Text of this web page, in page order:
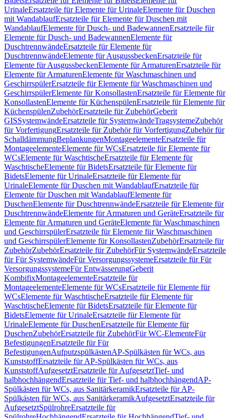
UrinaleErsatzteile für Elemente für UrinaleElemente für Duschen
mit WandablaufErsatzteile für Elemente für Duschen mit
WandablaufElemente für Dusch- und BadewannenErsatzteile für
Elemente für Dusch- und BadewannenElemente für
DuschtrennwändeErsatzteile für Elemente für
DuschtrennwändeElemente für AusgussbeckenErsatzteile für
Elemente für AusgussbeckenElemente für ArmaturenErsatzteile für
Elemente für ArmaturenElemente für Waschmaschinen und
GeschirrspülerErsatzteile für Elemente für Waschmaschinen und
GeschirrspülerElemente für KonsollastenErsatzteile für Elemente für
KonsollastenElemente für KüchenspülenErsatzteile für Elemente für
KüchenspülenZubehörErsatzteile für ZubehörGeberit
GISSystemwändeErsatzteile für SystemwändeTragsystemeZubehör
für VorfertigungErsatzteile für Zubehör für VorfertigungZubehör für
SchalldämmungBeplankungenMontageelementeErsatzteile für
MontageelementeElemente für WCsErsatzteile für Elemente für
WCsElemente für WaschtischeErsatzteile für Elemente für
WaschtischeElemente für BidetsErsatzteile für Elemente für
BidetsElemente für UrinaleErsatzteile für Elemente für
UrinaleElemente für Duschen mit WandablaufErsatzteile für
Elemente für Duschen mit WandablaufElemente für
DuschenElemente für DuschtrennwändeErsatzteile für Elemente für
DuschtrennwändeElemente für Armaturen und GeräteErsatzteile für
Elemente für Armaturen und GeräteElemente für Waschmaschinen
und GeschirrspülerErsatzteile für Elemente für Waschmaschinen
und GeschirrspülerElemente für KonsollastenZubehörErsatzteile für
ZubehörZubehörErsatzteile für ZubehörFür SystemwändeErsatzteile
für Für SystemwändeFür VersorgungssystemeErsatzteile für Für
VersorgungssystemeFür EntwässerungGeberit
KombifixMontageelementeErsatzteile für
MontageelementeElemente für WCsErsatzteile für Elemente für
WCsElemente für WaschtischeErsatzteile für Elemente für
WaschtischeElemente für BidetsErsatzteile für Elemente für
BidetsElemente für UrinaleErsatzteile für Elemente für
UrinaleElemente für DuschenErsatzteile für Elemente für
DuschenZubehörErsatzteile für ZubehörFür WC-ElementeFür
BefestigungenErsatzteile für Für
BefestigungenAufputzspülkästenAP-Spülkästen für WCs, aus
KunststoffErsatzteile für AP-Spülkästen für WCs, aus
KunststoffAufgesetztErsatzteile für AufgesetztTief- und
halbhochhängendErsatzteile für Tief- und halbhochhängendAP-
Spülkästen für WCs, aus SanitärkeramikErsatzteile für AP-
Spülkästen für WCs, aus SanitärkeramikAufgesetztErsatzteile für
AufgesetztSpülrohreErsatzteile für